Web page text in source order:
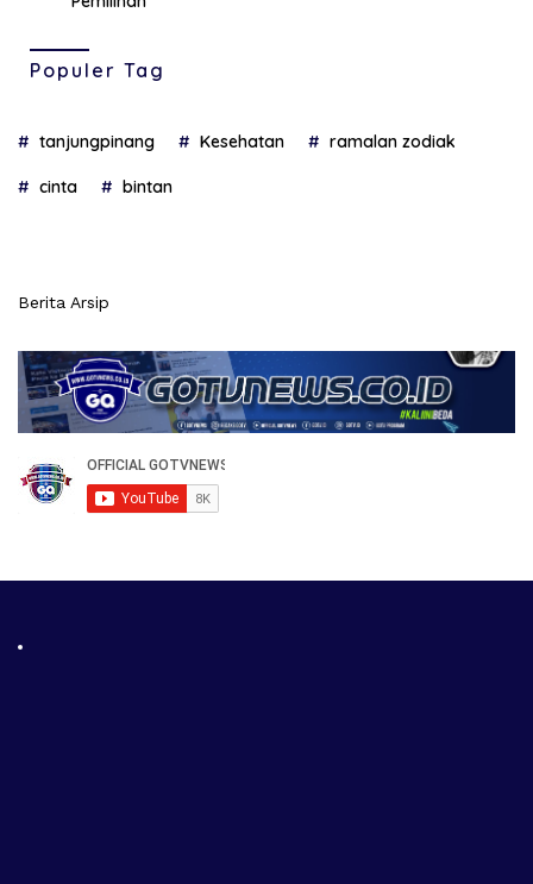
Populer Tag
tanjungpinang Kesehatan ramalan zodiak
cinta bintan
Berita Arsip